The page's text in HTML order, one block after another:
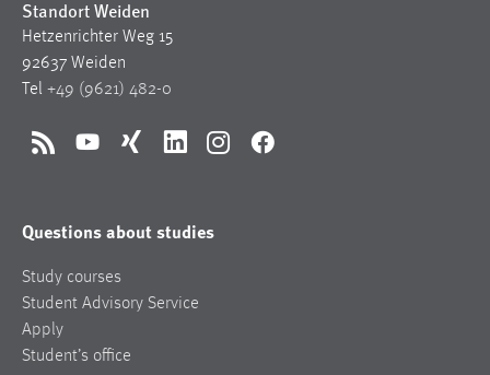
Standort Weiden
Hetzenrichter Weg 15
92637 Weiden
Tel +49 (9621) 482-0
RSS YouTubeXing LinkedInInstagramFacebook
Questions about studies
Study courses
Student Advisory Service
Apply
Student’s office